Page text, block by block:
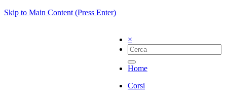
Skip to Main Content (Press Enter)
×
Home
Corsi